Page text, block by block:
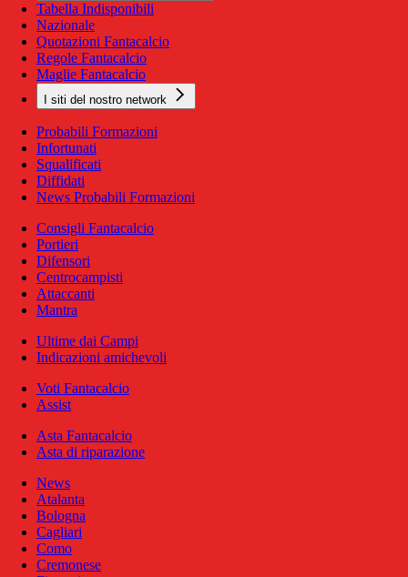
Tabella Indisponibili
Nazionale
Quotazioni Fantacalcio
Regole Fantacalcio
Maglie Fantacalcio
I siti del nostro network
Probabili Formazioni
Infortunati
Squalificati
Diffidati
News Probabili Formazioni
Consigli Fantacalcio
Portieri
Difensori
Centrocampisti
Attaccanti
Mantra
Ultime dai Campi
Indicazioni amichevoli
Voti Fantacalcio
Assist
Asta Fantacalcio
Asta di riparazione
News
Atalanta
Bologna
Cagliari
Como
Cremonese